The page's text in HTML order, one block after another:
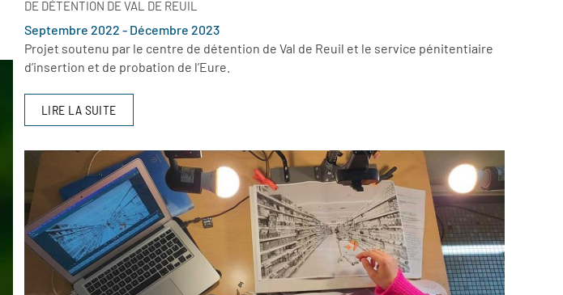
DE DÉTENTION DE VAL DE REUIL
Septembre 2022 - Décembre 2023
Projet soutenu par le centre de détention de Val de Reuil et le service pénitentiaire
d’insertion et de probation de l’Eure.
LIRE LA SUITE